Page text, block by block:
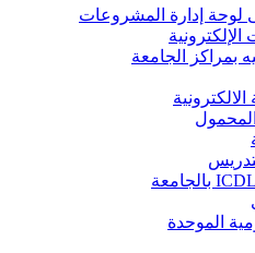
لوحة إدارة المشروعات
بمراكز الجامعة
الموحدة